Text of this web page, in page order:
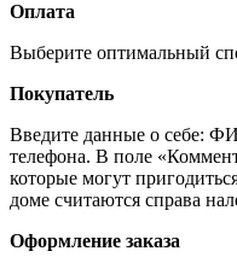
Оплата
Выберите оптимальный
Покупатель
Введите данные о себе:
телефона. В поле
которые могут
доме считаются справа
Оформление заказа